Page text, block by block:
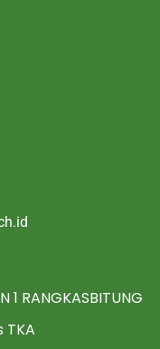
1 RANGKASBITUNG
TKA